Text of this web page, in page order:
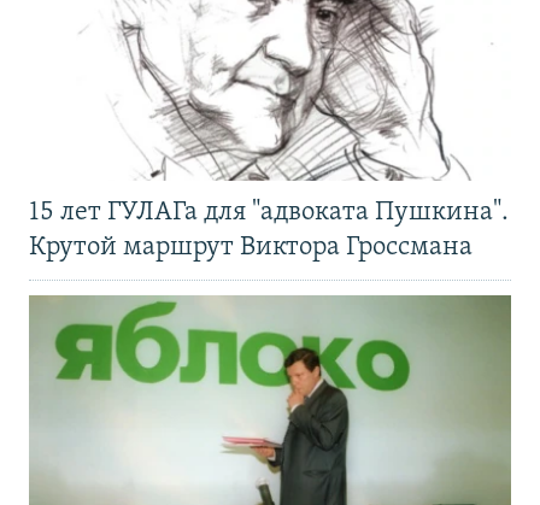
15 лет ГУЛАГа для "адвоката Пушкина".
Крутой маршрут Виктора Гроссмана